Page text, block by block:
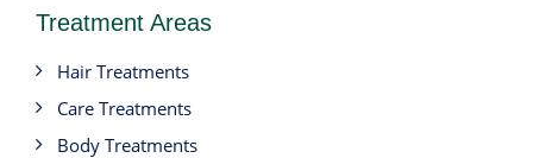
Treatment Areas
Hair Treatments
Care Treatments
Body Treatments